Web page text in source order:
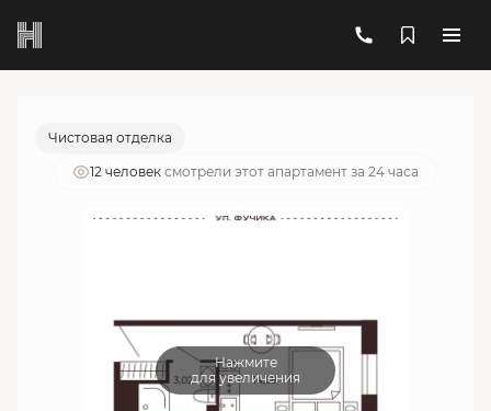
1-комнатный 5 793 007 руб.
Ипотека
Чистовая отделка
12 человек смотрели этот апартамент за 24 часа
Нажмите
для увеличения